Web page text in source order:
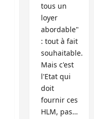
tous un
loyer
abordable"
: tout à fait
souhaitable.
Mais c'est
l'Etat qui
doit
fournir ces
HLM, pas…